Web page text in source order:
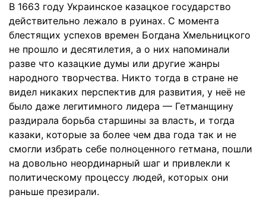
В 1663 году Украинское казацкое государство
действительно лежало в руинах. С момента
блестящих успехов времен Богдана Хмельницкого
не прошло и десятилетия, а о них напоминали
разве что казацкие думы или другие жанры
народного творчества. Никто тогда в стране не
видел никаких перспектив для развития, у неё не
было даже легитимного лидера — Гетманщину
раздирала борьба старшины за власть, и тогда
казаки, которые за более чем два года так и не
смогли избрать себе полноценного гетмана, пошли
на довольно неординарный шаг и привлекли к
политическому процессу людей, которых они
раньше презирали.